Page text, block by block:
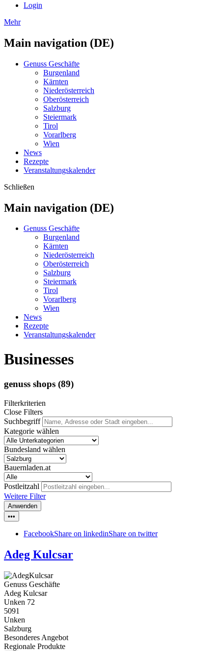
Login
Mehr
Main navigation (DE)
Genuss Geschäfte
Burgenland
Kärnten
Niederösterreich
Oberösterreich
Salzburg
Steiermark
Tirol
Vorarlberg
Wien
News
Rezepte
Veranstaltungskalender
Schließen
Main navigation (DE)
Genuss Geschäfte
Burgenland
Kärnten
Niederösterreich
Oberösterreich
Salzburg
Steiermark
Tirol
Vorarlberg
Wien
News
Rezepte
Veranstaltungskalender
Businesses
genuss shops (89)
Filterkriterien
Close Filters
Suchbegriff
Kategorie wählen
Bundesland wählen
Bauernladen.at
Postleitzahl
Weitere Filter
Anwenden
•••
FacebookShare on linkedinShare on twitter
Adeg Kulcsar
Genuss Geschäfte
Adeg Kulcsar
Unken 72
5091
Unken
Salzburg
Besonderes Angebot
Regionale Produkte